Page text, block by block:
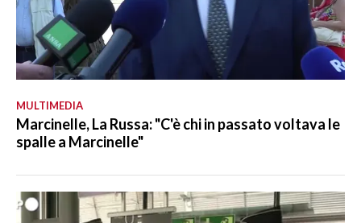
MULTIMEDIA
Marcinelle, La Russa: "C'è chi in passato voltava le
spalle a Marcinelle"